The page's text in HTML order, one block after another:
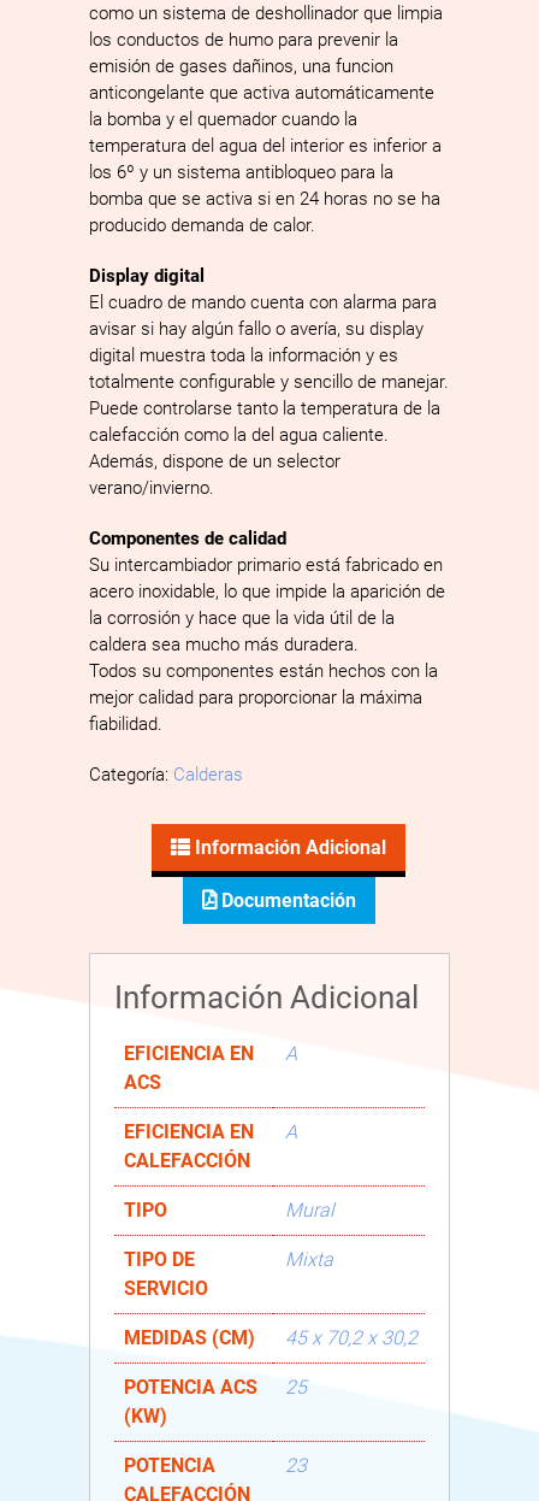
como un sistema de deshollinador que limpia
los conductos de humo para prevenir la
emisión de gases dañinos, una funcion
anticongelante que activa automáticamente
la bomba y el quemador cuando la
temperatura del agua del interior es inferior a
los 6º y un sistema antibloqueo para la
bomba que se activa si en 24 horas no se ha
producido demanda de calor.
Display digital
El cuadro de mando cuenta con alarma para
avisar si hay algún fallo o avería, su display
digital muestra toda la información y es
totalmente configurable y sencillo de manejar.
Puede controlarse tanto la temperatura de la
calefacción como la del agua caliente.
Además, dispone de un selector
verano/invierno.
Componentes de calidad
Su intercambiador primario está fabricado en
acero inoxidable, lo que impide la aparición de
la corrosión y hace que la vida útil de la
caldera sea mucho más duradera.
Todos su componentes están hechos con la
mejor calidad para proporcionar la máxima
fiabilidad.
Categoría: Calderas
Información Adicional
Documentación
Información Adicional
EFICIENCIA EN
ACS
A
EFICIENCIA EN
CALEFACCIÓN
A
TIPO Mural
TIPO DE
SERVICIO
Mixta
MEDIDAS (CM) 45 x 70,2 x 30,2
POTENCIA ACS
(KW)
25
POTENCIA
CALEFACCIÓN
23